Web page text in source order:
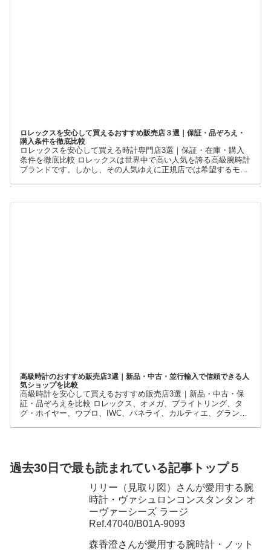
ロレックスを安心して買えるおすすめ販売店３選｜保証・品ぞろえ・
購入条件を徹底比較
ロレックスを安心して買える時計専門店3選｜保証・在庫・購入
条件を徹底比較 ロレックスは世界中で高い人気を誇る高級腕時計
ブランドです。しかし、その人気ゆえに正規店では希望するモデ
高級時計のおすすめ販売店3選｜新品・中古・並行輸入で信頼できる人
気ショップを比較
高級時計を安心して買えるおすすめ販売店3選｜新品・中古・保
証・品ぞろえを比較 ロレックス、オメガ、ブライトリング、タ
グ・ホイヤー、ウブロ、IWC、パネライ、カルティエ、グランド
過去30日で最も読まれている記事トップ５
リリー（見取り図）さんが愛用する腕
時計・ヴァシュロンコンスタンタン オ
ーヴァーシーズ ラージ
Ref.47040/B01A-9093
森香澄さんが愛用する腕時計・ノット